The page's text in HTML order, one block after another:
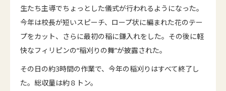
生たち主導でちょっとした儀式が行われるようになった。
今年は校長が短いスピーチ、ロープ状に編まれた花のテー
プをカット、さらに最初の稲に鎌入れをした。その後に軽
快なフィリピンの“稲刈りの舞”が披露された。
その日の約3時間の作業で、今年の稲刈りはすべて終了し
た。総収量は約８トン。